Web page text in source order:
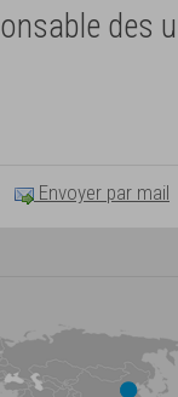
des
Envoyer par mail